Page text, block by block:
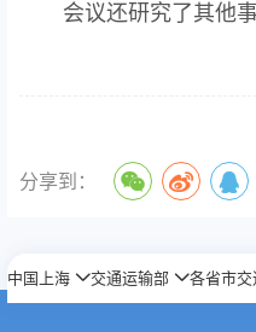
会议还研究了其他事
分享到：
中国上海 交通运输部 各省市